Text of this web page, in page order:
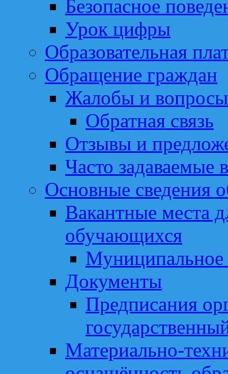
Безопасное
Урок цифры
Образовательная
Обращение граждан
Жалобы и вопросы
Обратная связь
Отзывы и
Часто задаваемые
Основные сведения
Вакантные места
обучающихся
Муниципальное
Документы
Предписания
Материально-